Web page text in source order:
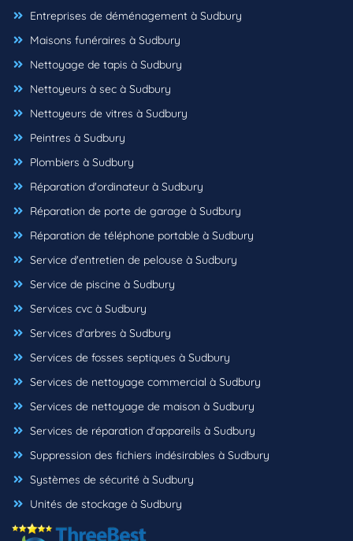
Entreprises de déménagement à Sudbury
Maisons funéraires à Sudbury
Nettoyage de tapis à Sudbury
Nettoyeurs à sec à Sudbury
Nettoyeurs de vitres à Sudbury
Peintres à Sudbury
Plombiers à Sudbury
Réparation d'ordinateur à Sudbury
Réparation de porte de garage à Sudbury
Réparation de téléphone portable à Sudbury
Service d'entretien de pelouse à Sudbury
Service de piscine à Sudbury
Services cvc à Sudbury
Services d'arbres à Sudbury
Services de fosses septiques à Sudbury
Services de nettoyage commercial à Sudbury
Services de nettoyage de maison à Sudbury
Services de réparation d'appareils à Sudbury
Suppression des fichiers indésirables à Sudbury
Systèmes de sécurité à Sudbury
Unités de stockage à Sudbury